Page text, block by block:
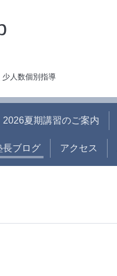
少人数個別指導
2026夏期講習のご案内
長ブログ アクセス